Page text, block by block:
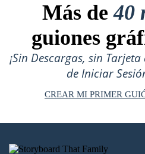
Más de40
guiones
¡Sin Descargas, sin
de Iniciar
CREAR MI PRIMER